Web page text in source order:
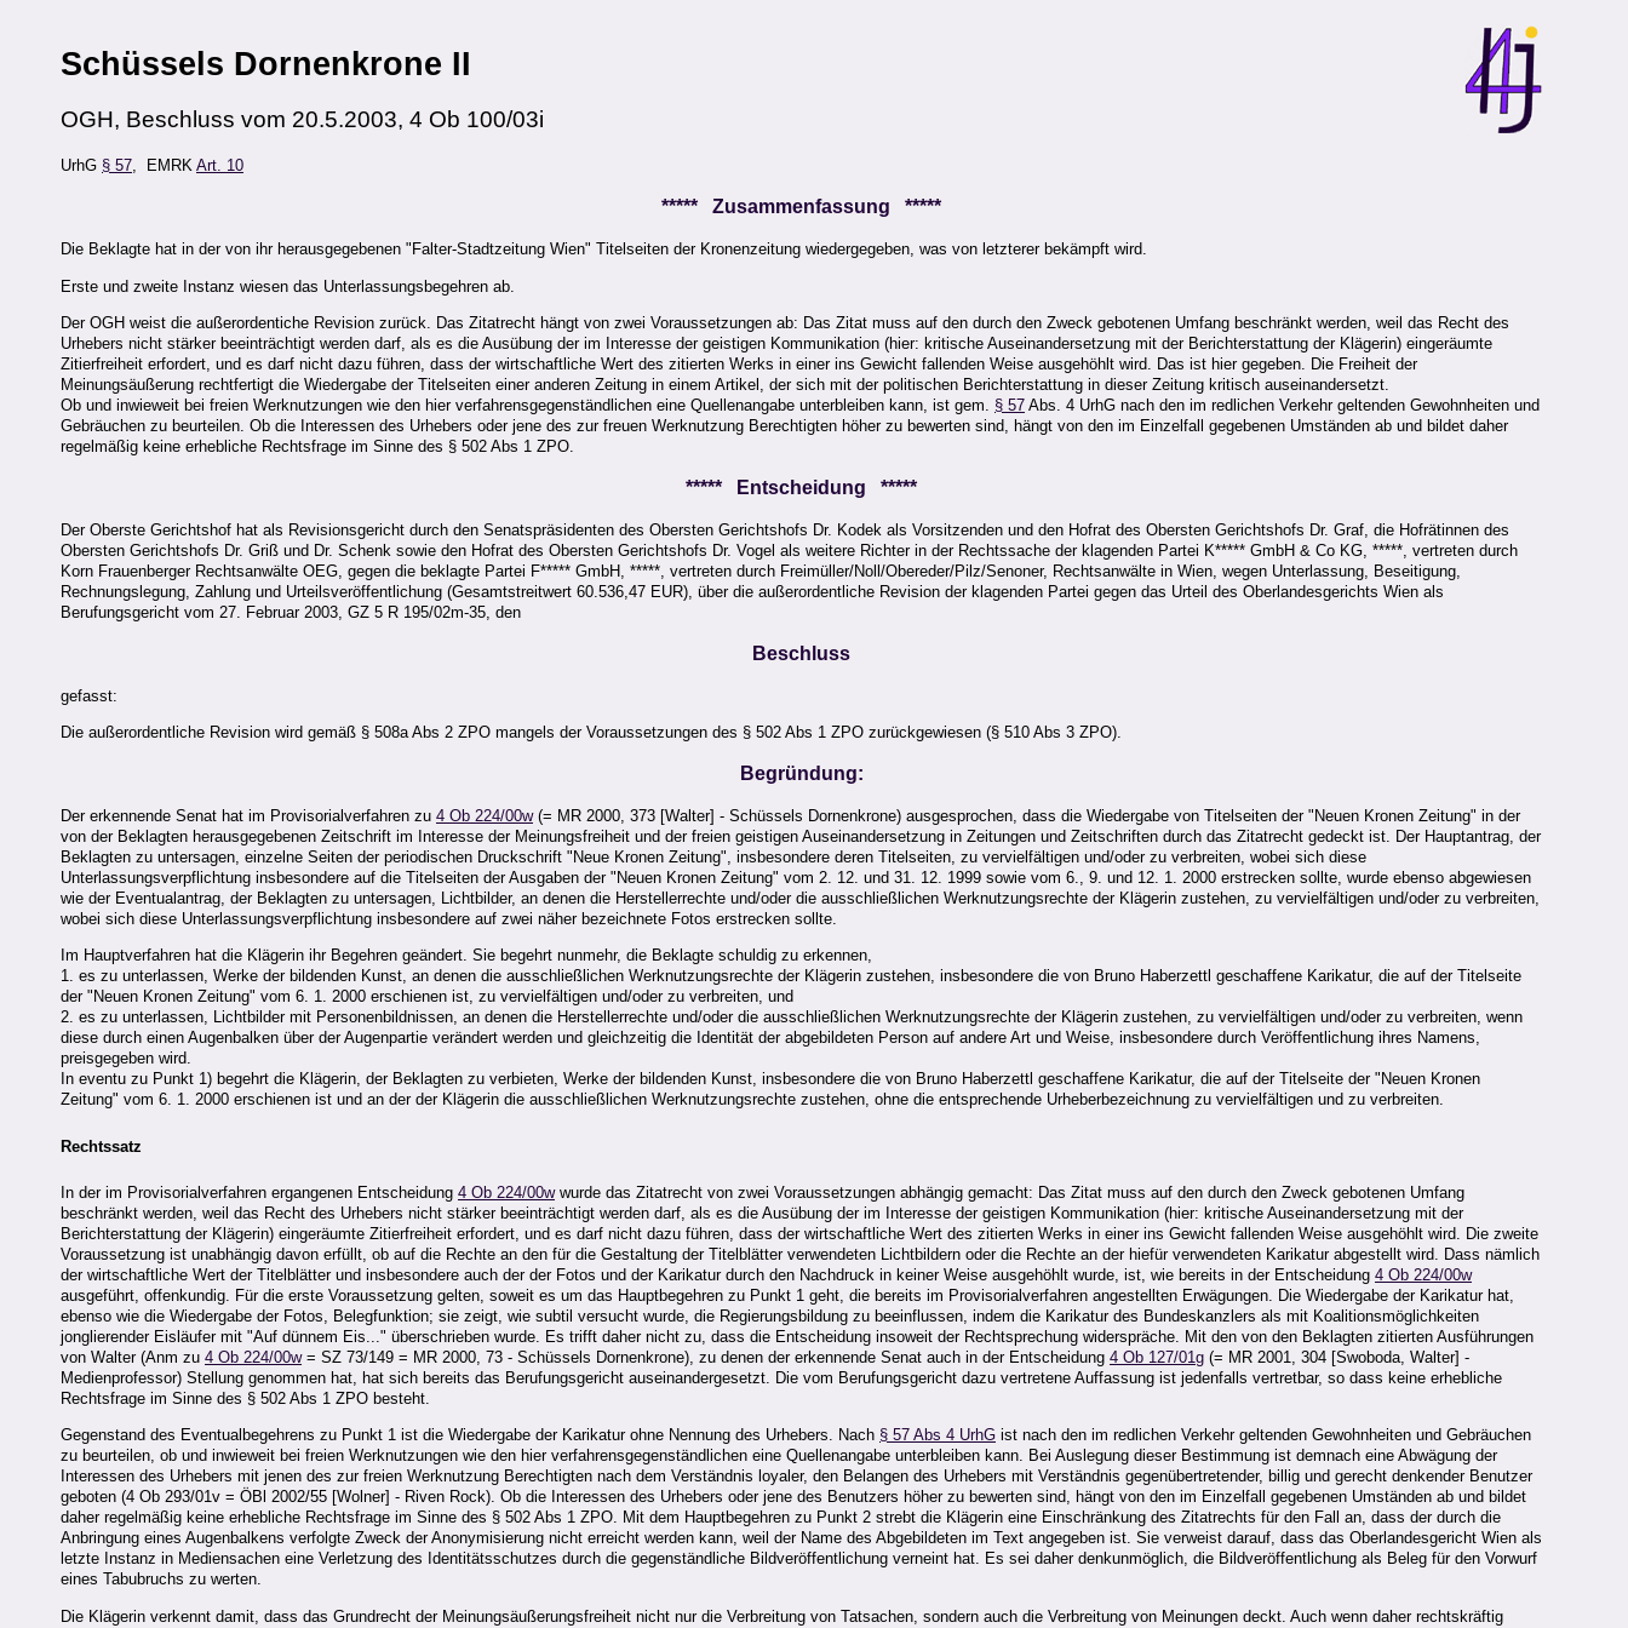
Schüssels Dornenkrone II
OGH, Beschluss vom 20.5.2003, 4 Ob 100/03i
UrhG § 57, EMRK Art. 10
***** Zusammenfassung *****
Die Beklagte hat in der von ihr herausgegebenen "Falter-Stadtzeitung Wien" Titelseiten der Kronenzeitung wiedergegeben, was von letzterer bekämpft wird.
Erste und zweite Instanz wiesen das Unterlassungsbegehren ab.
Der OGH weist die außerordentiche Revision zurück. Das Zitatrecht hängt von zwei Voraussetzungen ab: Das Zitat muss auf den durch den Zweck gebotenen Umfang beschränkt werden, weil das Recht des
Urhebers nicht stärker beeinträchtigt werden darf, als es die Ausübung der im Interesse der geistigen Kommunikation (hier: kritische Auseinandersetzung mit der Berichterstattung der Klägerin) eingeräumte
Zitierfreiheit erfordert, und es darf nicht dazu führen, dass der wirtschaftliche Wert des zitierten Werks in einer ins Gewicht fallenden Weise ausgehöhlt wird. Das ist hier gegeben. Die Freiheit der
Meinungsäußerung rechtfertigt die Wiedergabe der Titelseiten einer anderen Zeitung in einem Artikel, der sich mit der politischen Berichterstattung in dieser Zeitung kritisch auseinandersetzt.
Ob und inwieweit bei freien Werknutzungen wie den hier verfahrensgegenständlichen eine Quellenangabe unterbleiben kann, ist gem. § 57 Abs. 4 UrhG nach den im redlichen Verkehr geltenden Gewohnheiten und
Gebräuchen zu beurteilen. Ob die Interessen des Urhebers oder jene des zur freuen Werknutzung Berechtigten höher zu bewerten sind, hängt von den im Einzelfall gegebenen Umständen ab und bildet daher
regelmäßig keine erhebliche Rechtsfrage im Sinne des § 502 Abs 1 ZPO.
***** Entscheidung *****
Der Oberste Gerichtshof hat als Revisionsgericht durch den Senatspräsidenten des Obersten Gerichtshofs Dr. Kodek als Vorsitzenden und den Hofrat des Obersten Gerichtshofs Dr. Graf, die Hofrätinnen des
Obersten Gerichtshofs Dr. Griß und Dr. Schenk sowie den Hofrat des Obersten Gerichtshofs Dr. Vogel als weitere Richter in der Rechtssache der klagenden Partei K***** GmbH & Co KG, *****, vertreten durch
Korn Frauenberger Rechtsanwälte OEG, gegen die beklagte Partei F***** GmbH, *****, vertreten durch Freimüller/Noll/Obereder/Pilz/Senoner, Rechtsanwälte in Wien, wegen Unterlassung, Beseitigung,
Rechnungslegung, Zahlung und Urteilsveröffentlichung (Gesamtstreitwert 60.536,47 EUR), über die außerordentliche Revision der klagenden Partei gegen das Urteil des Oberlandesgerichts Wien als
Berufungsgericht vom 27. Februar 2003, GZ 5 R 195/02m-35, den
Beschluss
gefasst:
Die außerordentliche Revision wird gemäß § 508a Abs 2 ZPO mangels der Voraussetzungen des § 502 Abs 1 ZPO zurückgewiesen (§ 510 Abs 3 ZPO).
Begründung:
Der erkennende Senat hat im Provisorialverfahren zu 4 Ob 224/00w(= MR 2000, 373 [Walter] - Schüssels Dornenkrone) ausgesprochen, dass die Wiedergabe von Titelseiten der "Neuen Kronen Zeitung" in der
von der Beklagten herausgegebenen Zeitschrift im Interesse der Meinungsfreiheit und der freien geistigen Auseinandersetzung in Zeitungen und Zeitschriften durch das Zitatrecht gedeckt ist. Der Hauptantrag, der
Beklagten zu untersagen, einzelne Seiten der periodischen Druckschrift "Neue Kronen Zeitung", insbesondere deren Titelseiten, zu vervielfältigen und/oder zu verbreiten, wobei sich diese
Unterlassungsverpflichtung insbesondere auf die Titelseiten der Ausgaben der "Neuen Kronen Zeitung" vom 2. 12. und 31. 12. 1999 sowie vom 6., 9. und 12. 1. 2000 erstrecken sollte, wurde ebenso abgewiesen
wie der Eventualantrag, der Beklagten zu untersagen, Lichtbilder, an denen die Herstellerrechte und/oder die ausschließlichen Werknutzungsrechte der Klägerin zustehen, zu vervielfältigen und/oder zu verbreiten,
wobei sich diese Unterlassungsverpflichtung insbesondere auf zwei näher bezeichnete Fotos erstrecken sollte.
Im Hauptverfahren hat die Klägerin ihr Begehren geändert. Sie begehrt nunmehr, die Beklagte schuldig zu erkennen,
1. es zu unterlassen, Werke der bildenden Kunst, an denen die ausschließlichen Werknutzungsrechte der Klägerin zustehen, insbesondere die von Bruno Haberzettl geschaffene Karikatur, die auf der Titelseite
der "Neuen Kronen Zeitung" vom 6. 1. 2000 erschienen ist, zu vervielfältigen und/oder zu verbreiten, und
2. es zu unterlassen, Lichtbilder mit Personenbildnissen, an denen die Herstellerrechte und/oder die ausschließlichen Werknutzungsrechte der Klägerin zustehen, zu vervielfältigen und/oder zu verbreiten, wenn
diese durch einen Augenbalken über der Augenpartie verändert werden und gleichzeitig die Identität der abgebildeten Person auf andere Art und Weise, insbesondere durch Veröffentlichung ihres Namens,
preisgegeben wird.
In eventu zu Punkt 1) begehrt die Klägerin, der Beklagten zu verbieten, Werke der bildenden Kunst, insbesondere die von Bruno Haberzettl geschaffene Karikatur, die auf der Titelseite der "Neuen Kronen
Zeitung" vom 6. 1. 2000 erschienen ist und an der der Klägerin die ausschließlichen Werknutzungsrechte zustehen, ohne die entsprechende Urheberbezeichnung zu vervielfältigen und zu verbreiten.
Rechtssatz
In der im Provisorialverfahren ergangenen Entscheidung 4 Ob 224/00wwurde das Zitatrecht von zwei Voraussetzungen abhängig gemacht: Das Zitat muss auf den durch den Zweck gebotenen Umfang
beschränkt werden, weil das Recht des Urhebers nicht stärker beeinträchtigt werden darf, als es die Ausübung der im Interesse der geistigen Kommunikation (hier: kritische Auseinandersetzung mit der
Berichterstattung der Klägerin) eingeräumte Zitierfreiheit erfordert, und es darf nicht dazu führen, dass der wirtschaftliche Wert des zitierten Werks in einer ins Gewicht fallenden Weise ausgehöhlt wird. Die zweite
Voraussetzung ist unabhängig davon erfüllt, ob auf die Rechte an den für die Gestaltung der Titelblätter verwendeten Lichtbildern oder die Rechte an der hiefür verwendeten Karikatur abgestellt wird. Dass nämlich
der wirtschaftliche Wert der Titelblätter und insbesondere auch der der Fotos und der Karikatur durch den Nachdruck in keiner Weise ausgehöhlt wurde, ist, wie bereits in der Entscheidung 4 Ob 224/00w
ausgeführt, offenkundig. Für die erste Voraussetzung gelten, soweit es um das Hauptbegehren zu Punkt 1 geht, die bereits im Provisorialverfahren angestellten Erwägungen. Die Wiedergabe der Karikatur hat,
ebenso wie die Wiedergabe der Fotos, Belegfunktion; sie zeigt, wie subtil versucht wurde, die Regierungsbildung zu beeinflussen, indem die Karikatur des Bundeskanzlers als mit Koalitionsmöglichkeiten
jonglierender Eisläufer mit "Auf dünnem Eis..." überschrieben wurde. Es trifft daher nicht zu, dass die Entscheidung insoweit der Rechtsprechung widerspräche. Mit den von den Beklagten zitierten Ausführungen
von Walter (Anm zu 4 Ob 224/00w= SZ 73/149 = MR 2000, 73 - Schüssels Dornenkrone), zu denen der erkennende Senat auch in der Entscheidung 4 Ob 127/01g (= MR 2001, 304 [Swoboda, Walter] -
Medienprofessor) Stellung genommen hat, hat sich bereits das Berufungsgericht auseinandergesetzt. Die vom Berufungsgericht dazu vertretene Auffassung ist jedenfalls vertretbar, so dass keine erhebliche
Rechtsfrage im Sinne des § 502 Abs 1 ZPO besteht.
Gegenstand des Eventualbegehrens zu Punkt 1 ist die Wiedergabe der Karikatur ohne Nennung des Urhebers. Nach § 57 Abs 4 UrhG ist nach den im redlichen Verkehr geltenden Gewohnheiten und Gebräuchen
zu beurteilen, ob und inwieweit bei freien Werknutzungen wie den hier verfahrensgegenständlichen eine Quellenangabe unterbleiben kann. Bei Auslegung dieser Bestimmung ist demnach eine Abwägung der
Interessen des Urhebers mit jenen des zur freien Werknutzung Berechtigten nach dem Verständnis loyaler, den Belangen des Urhebers mit Verständnis gegenübertretender, billig und gerecht denkender Benutzer
geboten (4 Ob 293/01v = ÖBl 2002/55 [Wolner] - Riven Rock). Ob die Interessen des Urhebers oder jene des Benutzers höher zu bewerten sind, hängt von den im Einzelfall gegebenen Umständen ab und bildet
daher regelmäßig keine erhebliche Rechtsfrage im Sinne des § 502 Abs 1 ZPO. Mit dem Hauptbegehren zu Punkt 2 strebt die Klägerin eine Einschränkung des Zitatrechts für den Fall an, dass der durch die
Anbringung eines Augenbalkens verfolgte Zweck der Anonymisierung nicht erreicht werden kann, weil der Name des Abgebildeten im Text angegeben ist. Sie verweist darauf, dass das Oberlandesgericht Wien als
letzte Instanz in Mediensachen eine Verletzung des Identitätsschutzes durch die gegenständliche Bildveröffentlichung verneint hat. Es sei daher denkunmöglich, die Bildveröffentlichung als Beleg für den Vorwurf
eines Tabubruchs zu werten.
Die Klägerin verkennt damit, dass das Grundrecht der Meinungsäußerungsfreiheit nicht nur die Verbreitung von Tatsachen, sondern auch die Verbreitung von Meinungen deckt. Auch wenn daher rechtskräftig